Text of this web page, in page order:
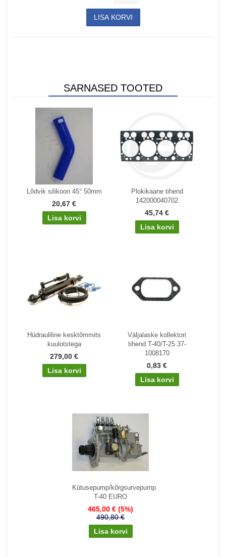
SARNASED TOOTED
Lõdvik silikoon 45° 50mm
20,67 €
Plokikaane tihend
142000040702
45,74 €
Hüdrauliline kesktõmmits
kuulotstega
279,00 €
Väljalaske kollektori
tihend T-40/T-25 37-
1008170
0,83 €
Kütusepump/kõrgsurvepump
T-40 EURO
465,00 € (5%)
490,80 €